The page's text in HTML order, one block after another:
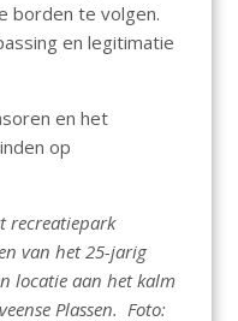
borden te volgen.
en legitimatie
en het
op
recreatiepark
van het 25-jarig
locatie aan het kalm
Plassen. Foto: